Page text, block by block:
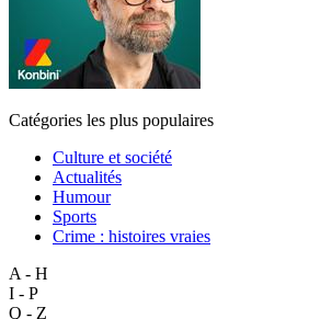
Catégories les plus populaires
Culture et société
Actualités
Humour
Sports
Crime : histoires vraies
A - H
I - P
Q - Z